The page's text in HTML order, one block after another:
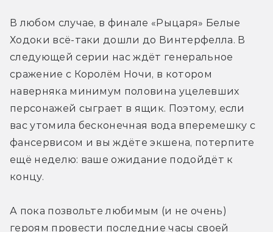
В любом случае, в финале «Рыцаря» Белые
Ходоки всё-таки дошли до Винтерфелла. В
следующей серии нас ждёт генеральное
сражение с Королём Ночи, в котором
наверняка минимум половина уцелевших
персонажей сыграет в ящик. Поэтому, если
вас утомила бесконечная вода вперемешку с
фансервисом и вы ждёте экшена, потерпите
ещё неделю: ваше ожидание подойдёт к
концу.
А пока позвольте любимым (и не очень)
героям провести последние часы своей